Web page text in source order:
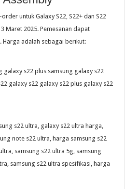
untuk Galaxy S22, S22+ dan S22
Maret 2025. Pemesanan dapat
adalah sebagai berikut:
galaxy s22 plus samsung galaxy s22
galaxy s22 galaxy s22 plus galaxy s22
s22 ultra, galaxy s22 ultra harga,
note s22 ultra, harga samsung s22
samsung s22 ultra 5g, samsung
samsung s22 ultra spesifikasi, harga